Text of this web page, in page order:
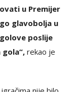
u Premijer
glavobolja u
poslije
rekao je